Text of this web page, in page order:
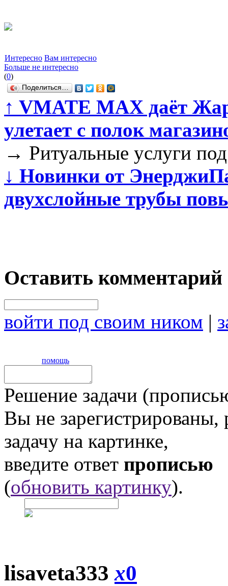
Интересно Вам интересно
Больше не интересно
(0)
Поделиться…
↑ VMATE MAX даёт
улетает с полок
→ Ритуальные услуги
↓ Новинки от
двухслойные трубы
Оставить комментарий
войти под своим ником |
помощь
Решение задачи
Вы не
задачу на картинке,
введите ответ прописью
(обновить картинку).
lisaveta333x0